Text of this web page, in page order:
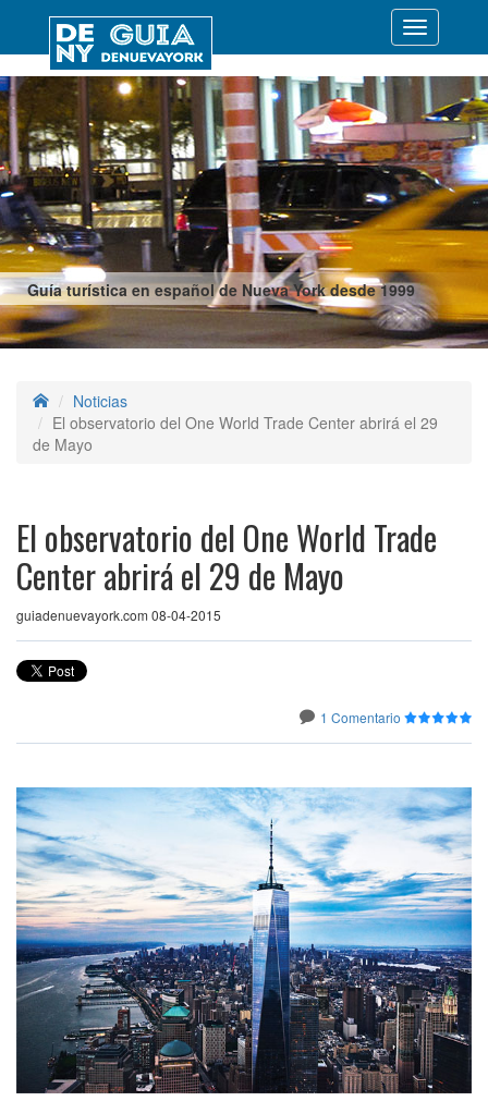
Guía turística en español de Nueva York desde 1999
Desplegar
Noticias
El observatorio del One World Trade Center abrirá el 29
de Mayo
El observatorio del One World Trade
Center abrirá el 29 de Mayo
guiadenuevayork.com 08-04-2015
1 Comentario